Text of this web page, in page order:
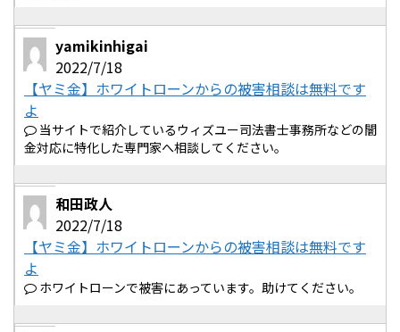
yamikinhigai
2022/7/18
【ヤミ金】ホワイトローンからの被害相談は無料です
よ
当サイトで紹介しているウィズユー司法書士事務所などの闇
金対応に特化した専門家へ相談してください。
和田政人
2022/7/18
【ヤミ金】ホワイトローンからの被害相談は無料です
よ
ホワイトローンで被害にあっています。助けてください。